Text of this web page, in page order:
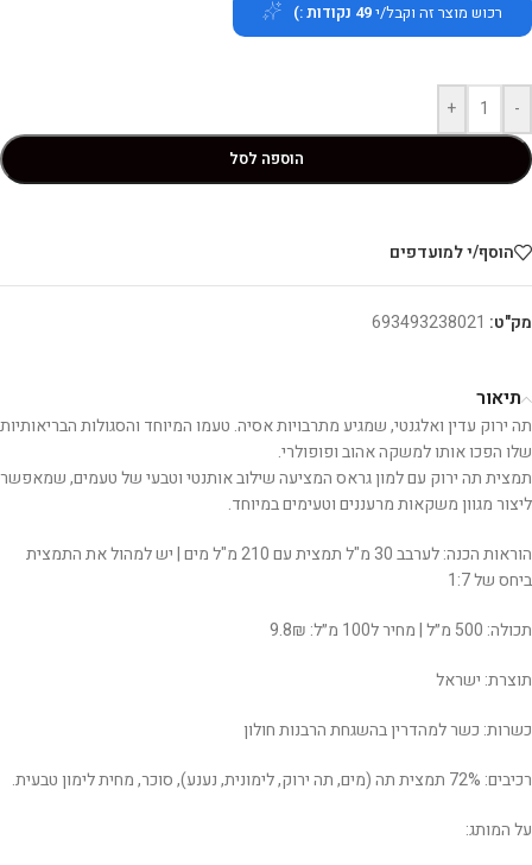
רכוש מוצר זה וקבל/י49 נקודות :)
-
+
הוספה לסל
הוסף/י למועדפים
מק"ט: 693493238021
תיאור
תה ירוק עדין ואלגנטי, שמגיע מתרבויות אסיה. טעמו המיוחד והסגולות הבריאותיות
שלו הפכו אותו למשקה אהוב ופופולרי.
תמצית תה ירוק עם למון גראס המציעה שילוב אותנטי וטבעי של טעמים, שמאפשר
ליצור מגוון משקאות מרעננים וטעימים במיוחד.
הוראות הכנה: לערבב 30 מ"ל תמצית עם 210 מ"ל מים | יש למהול את התמצית
ביחס של 1:7
תכולה: 500 מ״ל | מחיר ל100 מ״ל: 9.8₪
תוצרת: ישראל
כשרות: כשר למהדרין בהשגחת הרבנות חולון
רכיבים: 72% תמצית תה (מים, תה ירוק, לימונית, נענע), סוכר, מחית לימון טבעית.
על המותג: